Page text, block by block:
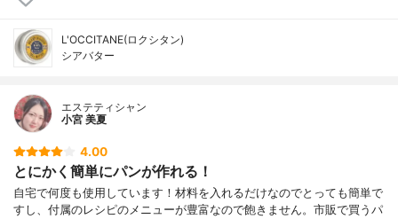
L'OCCITANE(ロクシタン)
シアバター
エステティシャン
小宮 美夏
4.00
とにかく簡単にパンが作れる！
自宅で何度も使用しています！材料を入れるだけなのでとっても簡単で
すし、付属のレシピのメニューが豊富なので飽きません。市販で買うパ